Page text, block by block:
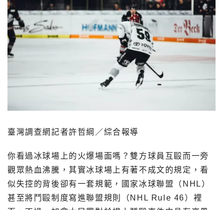
臺灣調查網記者許哲綱／綜合報導
你看過冰球場上的火爆場面嗎？雙方球員互毆而一旁
觀眾熱血沸騰，其實冰球場上有著不成文的規定，看
似失控的背後卻有一套規範，國家冰球聯盟（NHL）
甚至將鬥毆制度寫進聯盟規則（NHL Rule 46）裡